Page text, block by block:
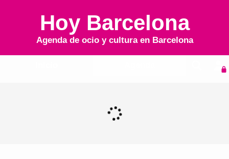
Hoy Barcelona
Agenda de ocio y cultura en Barcelona